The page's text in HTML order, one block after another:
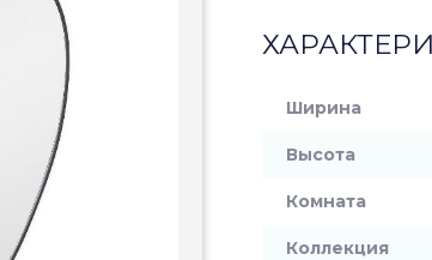
Ширина
Высота
Комната
Коллекция